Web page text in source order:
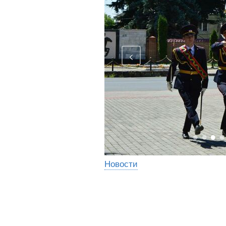
<
Новости